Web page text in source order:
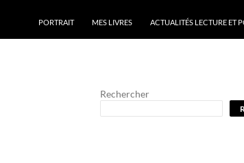
PORTRAIT MES LIVRES ACTUALITÉS LECTURE ET
Rechercher